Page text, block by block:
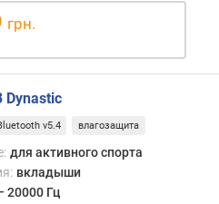
грн.
Dynastic
v5.4 влагозащита
для активного спорта
вкладыши
20000 Гц